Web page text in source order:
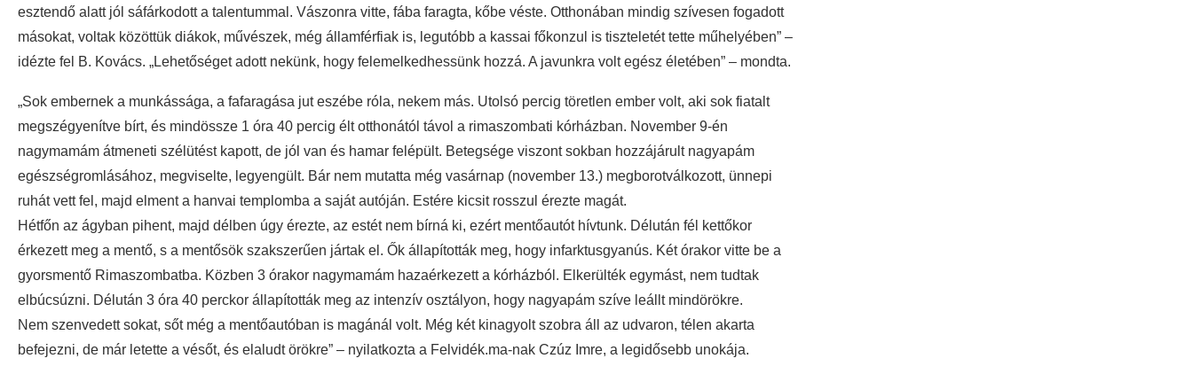
esztendő alatt jól sáfárkodott a talentummal. Vászonra vitte, fába faragta, kőbe véste. Otthonában mindig szívesen fogadott
másokat, voltak közöttük diákok, művészek, még államférfiak is, legutóbb a kassai főkonzul is tiszteletét tette műhelyében” –
idézte fel B. Kovács. „Lehetőséget adott nekünk, hogy felemelkedhessünk hozzá. A javunkra volt egész életében” – mondta.
„Sok embernek a munkássága, a fafaragása jut eszébe róla, nekem más. Utolsó percig töretlen ember volt, aki sok fiatalt
megszégyenítve bírt, és mindössze 1 óra 40 percig élt otthonától távol a rimaszombati kórházban. November 9-én
nagymamám átmeneti szélütést kapott, de jól van és hamar felépült. Betegsége viszont sokban hozzájárult nagyapám
egészségromlásához, megviselte, legyengült. Bár nem mutatta még vasárnap (november 13.) megborotválkozott, ünnepi
ruhát vett fel, majd elment a hanvai templomba a saját autóján. Estére kicsit rosszul érezte magát.
Hétfőn az ágyban pihent, majd délben úgy érezte, az estét nem bírná ki, ezért mentőautót hívtunk. Délután fél kettőkor
érkezett meg a mentő, s a mentősök szakszerűen jártak el. Ők állapították meg, hogy infarktusgyanús. Két órakor vitte be a
gyorsmentő Rimaszombatba. Közben 3 órakor nagymamám hazaérkezett a kórházból. Elkerülték egymást, nem tudtak
elbúcsúzni. Délután 3 óra 40 perckor állapították meg az intenzív osztályon, hogy nagyapám szíve leállt mindörökre.
Nem szenvedett sokat, sőt még a mentőautóban is magánál volt. Még két kinagyolt szobra áll az udvaron, télen akarta
befejezni, de már letette a vésőt, és elaludt örökre” – nyilatkozta a Felvidék.ma-nak Czúz Imre, a legidősebb unokája.